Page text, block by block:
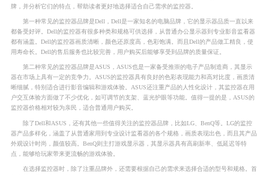
牌，并分析它们的特点，帮助读者更好地选择适合自己需求的监控器。
第一种常见的监控器品牌是Dell，Dell是一家知名的电脑品牌，它的显示器品质一直以来
都备受好评。Dell的监控器有很多种类和规格可供选择，从普通办公显示器到专业影音监看器
都有涵盖。Dell的监控器画质清晰，颜色还原度高，色彩饱满。而且Dell的产品做工精良，使
用寿命长。Dell的售后服务也比较完善，用户购买后能够享受到品牌的质量保证。
第二种常见的监控器品牌是ASUS，ASUS也是一家备受推崇的电子产品制造商，其显示
器在市场上具有一定的竞争力。ASUS的监控器具有良好的色彩表现能力和高对比度，画质清
晰细腻，特别适合进行影音编辑和游戏体验。ASUS还注重产品的人性化设计，其监控器在用
户交互体验方面做了不少优化，如可调节的支架、蓝光护眼等功能。值得一提的是，ASUS的
监控器价格相对较为亲民，适合普通用户购买。
除了Dell和ASUS，还有其他一些值得关注的监控器品牌，比如LG、BenQ等。LG的监控
器产品多样化，涵盖了从普通家用到专业设计监看器的各个规格，画质表现出色，而且其产品
外观设计时尚，颜值较高。BenQ则主打游戏显示器，其显示器具有高刷新率、低延迟等特
点，能够给玩家带来更流畅的游戏体验。
在选择监控器时，除了注重品牌外，还需要根据自己的需求来选择合适的型号和规格。首